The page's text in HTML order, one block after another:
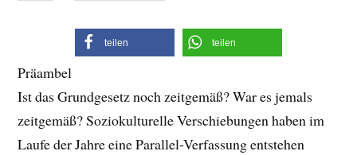
teilen teilen
Präambel
Ist das Grundgesetz noch zeitgemäß? War es jemals
zeitgemäß? Soziokulturelle Verschiebungen haben im
Laufe der Jahre eine Parallel-Verfassung entstehen